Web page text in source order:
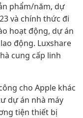
phẩm/năm, dự
và chính thức đi
hoạt động, dự án
động. Luxshare
cung cấp linh
cho Apple khác
dự án nhà máy
tiện thiết bị